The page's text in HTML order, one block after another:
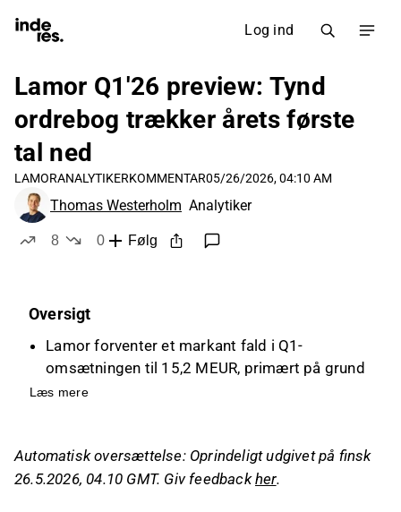
Log ind
Lamor Q1'26 preview: Tynd
ordrebog trækker årets første
tal ned
LAMORANALYTIKERKOMMENTAR05/26/2026, 04:10 AM
Thomas Westerholm Analytiker
8
0
Følg
Oversigt
Lamor forventer et markant fald i Q1-
omsætningen til 15,2 MEUR, primært på grund
af en tynd ordrebog og svagt nysalg.
0,9 %, påvirket af lav volumen og
opstartsomkostninger ved Kilpilahti-anlægget.
Læs mere
Automatisk oversættelse: Oprindeligt udgivet på finsk
26.5.2026, 04.10 GMT. Giv feedbackher.